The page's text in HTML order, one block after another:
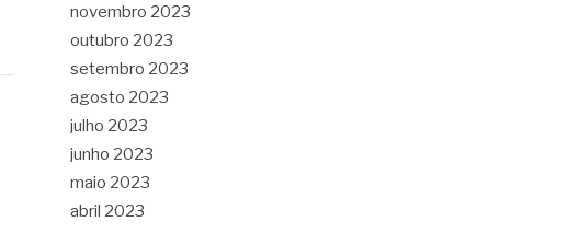
novembro 2023
outubro 2023
setembro 2023
agosto 2023
julho 2023
junho 2023
maio 2023
abril 2023